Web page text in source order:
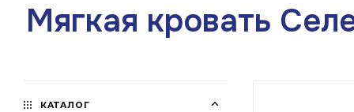
Мягкая кровать
КАТАЛОГ